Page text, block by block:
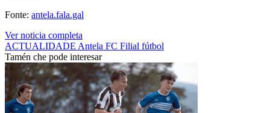
Fonte: antela.fala.gal
Ver noticia completa
ACTUALIDADE Antela FC Filial fútbol
Tamén che pode interesar